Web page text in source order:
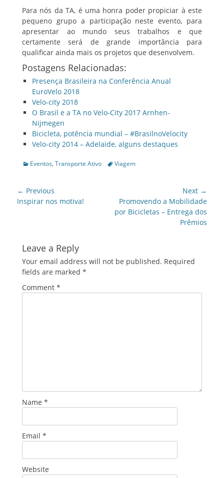
Para nós da TA, é uma honra poder propiciar à este
pequeno grupo a participação neste evento, para
apresentar ao mundo seus trabalhos e que
certamente será de grande importância para
qualificar ainda mais os projetos que desenvolvem.
Postagens Relacionadas:
Presença Brasileira na Conferência Anual
EuroVelo 2018
Velo-city 2018
O Brasil e a TA no Velo-City 2017 Arnhen-
Nijmegen
Bicicleta, potência mundial – #BrasilnoVelocity
Velo-city 2014 – Adelaide, alguns destaques
Categories
Eventos, Transporte Ativo TagsViagem
Post
navigation
← Previous
Previous
Inspirar nos motiva!
Next →
Next
post:
Promovendo a Mobilidade
por Bicicletas – Entrega dos
Prêmios
Leave a Reply
Your email address will not be published. Required
fields are marked *
Comment *
Name *
Email *
Website